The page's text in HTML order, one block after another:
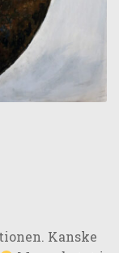
Kanske